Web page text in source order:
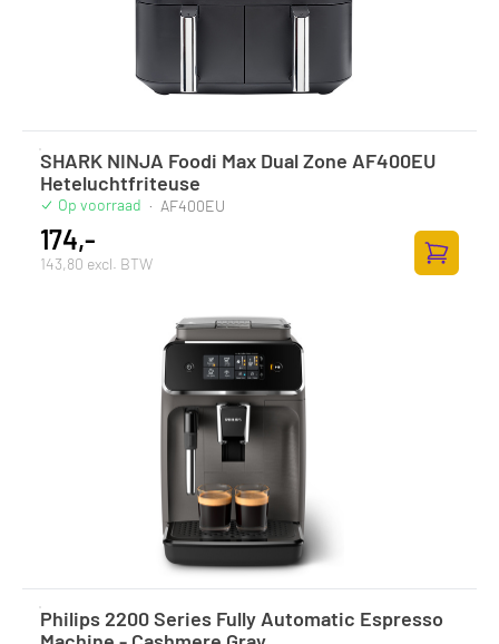
SHARK NINJA Foodi Max Dual Zone AF400EU
Heteluchtfriteuse
Op voorraad · AF400EU
174,-
143,80 excl. BTW
Philips 2200 Series Fully Automatic Espresso